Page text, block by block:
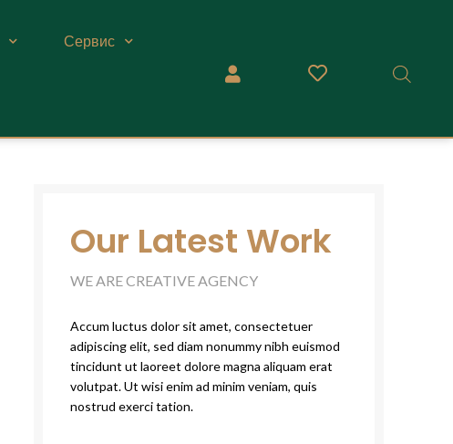
Сервис
Our Latest Work
WE ARE CREATIVE AGENCY
Accum luctus dolor sit amet, consectetuer
adipiscing elit, sed diam nonummy nibh euismod
tincidunt ut laoreet dolore magna aliquam erat
volutpat. Ut wisi enim ad minim veniam, quis
nostrud exerci tation.